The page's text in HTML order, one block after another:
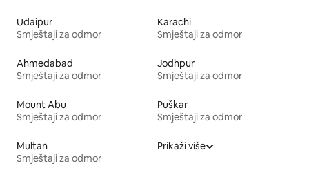
Udaipur
Smještaji za odmor
Karachi
Smještaji za odmor
Ahmedabad
Smještaji za odmor
Jodhpur
Smještaji za odmor
Mount Abu
Smještaji za odmor
Puškar
Smještaji za odmor
Multan
Smještaji za odmor
Prikaži više